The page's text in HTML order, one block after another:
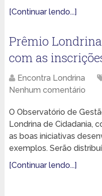
[Continuar lendo...]
Prêmio
com as
Encontra Londrina
Nenhum comentário
O Observatório de
Londrina de Cidadania,
as boas iniciativas
exemplos. Serão
[Continuar lendo...]